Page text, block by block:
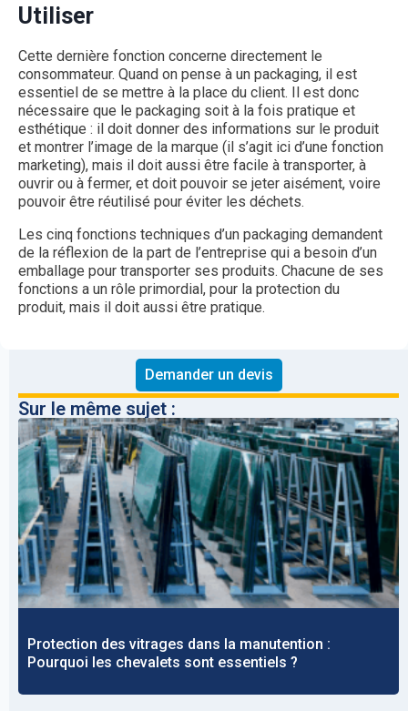
Utiliser
Cette dernière fonction concerne directement le
consommateur. Quand on pense à un packaging, il est
essentiel de se mettre à la place du client. Il est donc
nécessaire que le packaging soit à la fois pratique et
esthétique : il doit donner des informations sur le produit
et montrer l’image de la marque (il s’agit ici d’une fonction
marketing), mais il doit aussi être facile à transporter, à
ouvrir ou à fermer, et doit pouvoir se jeter aisément, voire
pouvoir être réutilisé pour éviter les déchets.
Les cinq fonctions techniques d’un packaging demandent
de la réflexion de la part de l’entreprise qui a besoin d’un
emballage pour transporter ses produits. Chacune de ses
fonctions a un rôle primordial, pour la protection du
produit, mais il doit aussi être pratique.
Demander un devis
Sur le même sujet :
Protection des vitrages dans la manutention :
Pourquoi les chevalets sont essentiels ?